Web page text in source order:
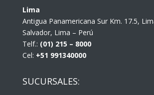
Lima
Antigua Panamericana Sur Km. 17.5,
Salvador, Lima – Perú
Telf.: (01) 215 – 8000
Cel: +51 991340000
SUCURSALES: